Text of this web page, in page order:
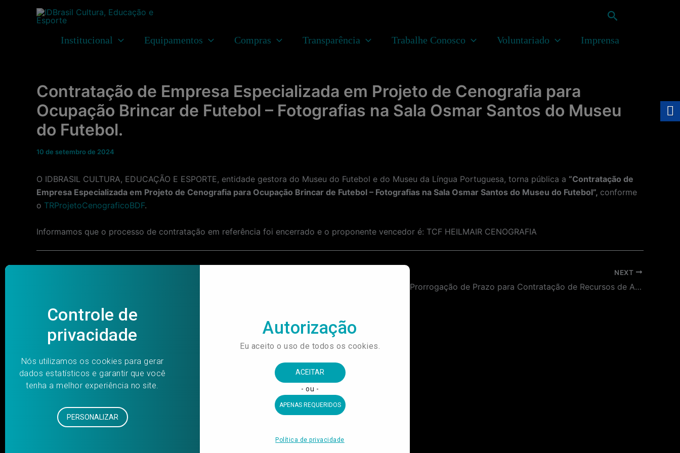
Pesquisar
Institucional Equipamentos Compras Transparência Trabalhe Conosco Voluntariado Imprensa
Contratação de Empresa Especializada em Projeto de Cenografia para
Ocupação Brincar de Futebol – Fotografias na Sala Osmar Santos do Museu
do Futebol.
10 de setembro de 2024
O IDBRASIL CULTURA, EDUCAÇÃO E ESPORTE, entidade gestora do Museu do Futebol e do Museu da Língua Portuguesa, torna pública a “Contratação de
Empresa Especializada em Projeto de Cenografia para Ocupação Brincar de Futebol – Fotografias na Sala Osmar Santos do Museu do Futebol”, conforme
o TRProjetoCenograficoBDF.
Informamos que o processo de contratação em referência foi encerrado e o proponente vencedor é: TCF HEILMAIR CENOGRAFIA
NEXT
Prorrogação de Prazo para Contratação de Recursos de Acessibilidade para o Curso EAD de Acessibilidade do Museu do Futebol.